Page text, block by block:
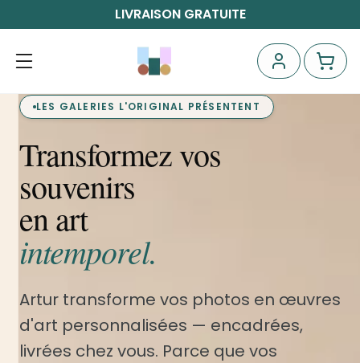
LIVRAISON GRATUITE
LES GALERIES L'ORIGINAL PRÉSENTENT
Transformez vos
souvenirs
en art
intemporel.
Artur transforme vos photos en œuvres
d'art personnalisées — encadrées,
livrées chez vous. Parce que vos